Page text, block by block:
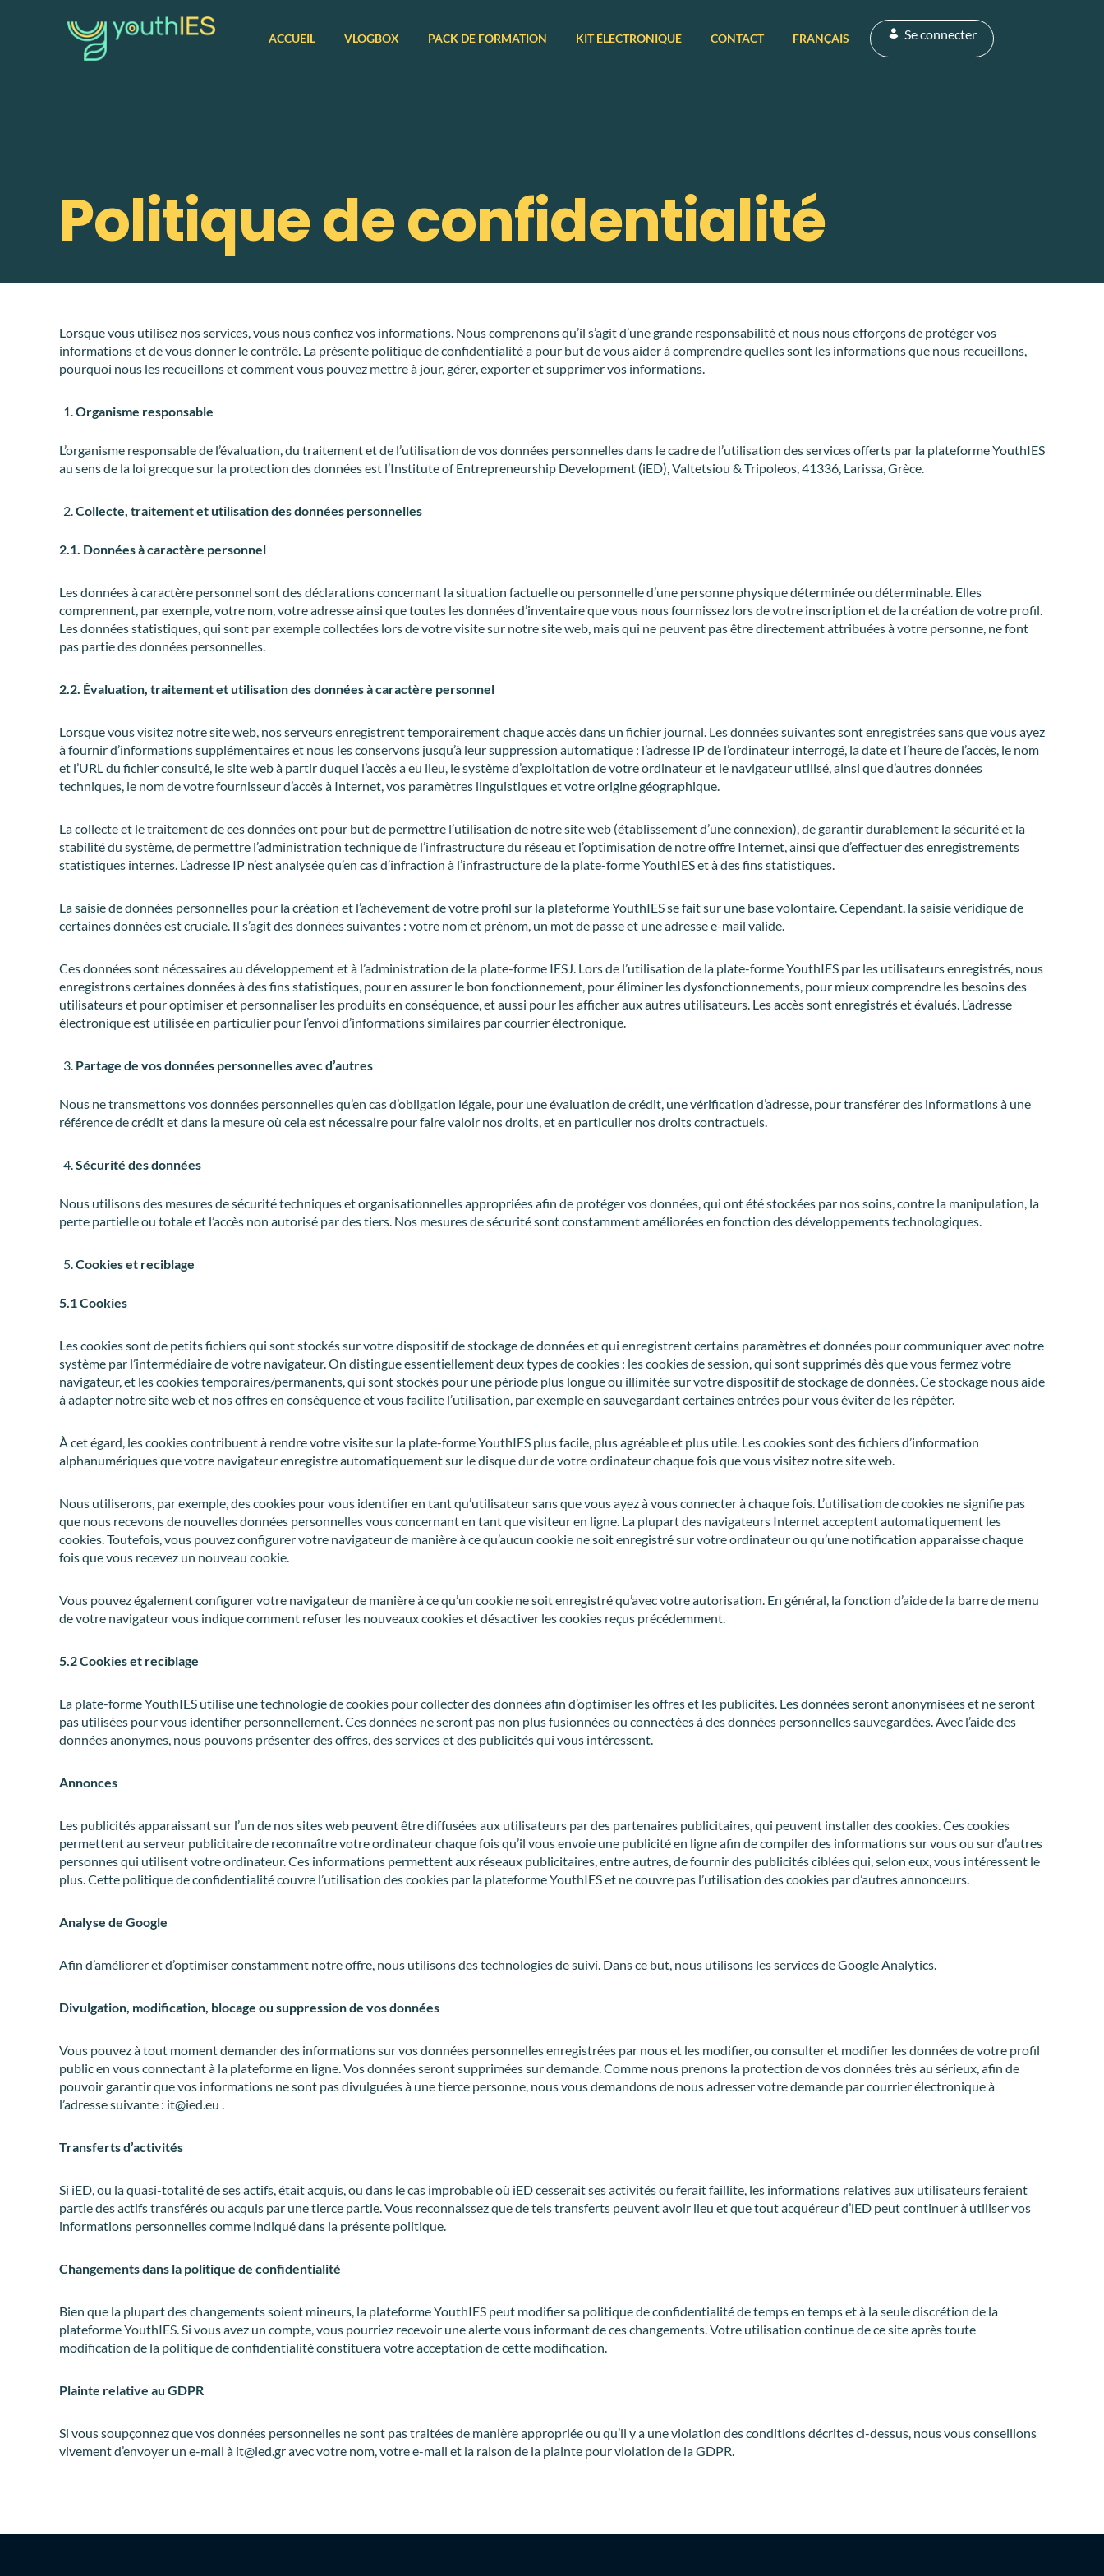
ACCUEIL VLOGBOX PACK DE FORMATION KIT ÉLECTRONIQUE CONTACT FRANÇAIS Se connecter
Politique de confidentialité
Lorsque vous utilisez nos services, vous nous confiez vos informations. Nous comprenons qu’il s’agit d’une grande responsabilité et nous nous efforçons de protéger vos
informations et de vous donner le contrôle. La présente politique de confidentialité a pour but de vous aider à comprendre quelles sont les informations que nous recueillons,
pourquoi nous les recueillons et comment vous pouvez mettre à jour, gérer, exporter et supprimer vos informations.
Organisme responsable
L’organisme responsable de l’évaluation, du traitement et de l’utilisation de vos données personnelles dans le cadre de l’utilisation des services offerts par la plateforme YouthIES
au sens de la loi grecque sur la protection des données est l’Institute of Entrepreneurship Development (iED), Valtetsiou & Tripoleos, 41336, Larissa, Grèce.
Collecte, traitement et utilisation des données personnelles
2.1. Données à caractère personnel
Les données à caractère personnel sont des déclarations concernant la situation factuelle ou personnelle d’une personne physique déterminée ou déterminable. Elles
comprennent, par exemple, votre nom, votre adresse ainsi que toutes les données d’inventaire que vous nous fournissez lors de votre inscription et de la création de votre profil.
Les données statistiques, qui sont par exemple collectées lors de votre visite sur notre site web, mais qui ne peuvent pas être directement attribuées à votre personne, ne font
pas partie des données personnelles.
2.2. Évaluation, traitement et utilisation des données à caractère personnel
Lorsque vous visitez notre site web, nos serveurs enregistrent temporairement chaque accès dans un fichier journal. Les données suivantes sont enregistrées sans que vous ayez
à fournir d’informations supplémentaires et nous les conservons jusqu’à leur suppression automatique : l’adresse IP de l’ordinateur interrogé, la date et l’heure de l’accès, le nom
et l’URL du fichier consulté, le site web à partir duquel l’accès a eu lieu, le système d’exploitation de votre ordinateur et le navigateur utilisé, ainsi que d’autres données
techniques, le nom de votre fournisseur d’accès à Internet, vos paramètres linguistiques et votre origine géographique.
La collecte et le traitement de ces données ont pour but de permettre l’utilisation de notre site web (établissement d’une connexion), de garantir durablement la sécurité et la
stabilité du système, de permettre l’administration technique de l’infrastructure du réseau et l’optimisation de notre offre Internet, ainsi que d’effectuer des enregistrements
statistiques internes. L’adresse IP n’est analysée qu’en cas d’infraction à l’infrastructure de la plate-forme YouthIES et à des fins statistiques.
La saisie de données personnelles pour la création et l’achèvement de votre profil sur la plateforme YouthIES se fait sur une base volontaire. Cependant, la saisie véridique de
certaines données est cruciale. Il s’agit des données suivantes : votre nom et prénom, un mot de passe et une adresse e-mail valide.
Ces données sont nécessaires au développement et à l’administration de la plate-forme IESJ. Lors de l’utilisation de la plate-forme YouthIES par les utilisateurs enregistrés, nous
enregistrons certaines données à des fins statistiques, pour en assurer le bon fonctionnement, pour éliminer les dysfonctionnements, pour mieux comprendre les besoins des
utilisateurs et pour optimiser et personnaliser les produits en conséquence, et aussi pour les afficher aux autres utilisateurs. Les accès sont enregistrés et évalués. L’adresse
électronique est utilisée en particulier pour l’envoi d’informations similaires par courrier électronique.
Partage de vos données personnelles avec d’autres
Nous ne transmettons vos données personnelles qu’en cas d’obligation légale, pour une évaluation de crédit, une vérification d’adresse, pour transférer des informations à une
référence de crédit et dans la mesure où cela est nécessaire pour faire valoir nos droits, et en particulier nos droits contractuels.
Sécurité des données
Nous utilisons des mesures de sécurité techniques et organisationnelles appropriées afin de protéger vos données, qui ont été stockées par nos soins, contre la manipulation, la
perte partielle ou totale et l’accès non autorisé par des tiers. Nos mesures de sécurité sont constamment améliorées en fonction des développements technologiques.
Cookies et reciblage
5.1 Cookies
Les cookies sont de petits fichiers qui sont stockés sur votre dispositif de stockage de données et qui enregistrent certains paramètres et données pour communiquer avec notre
système par l’intermédiaire de votre navigateur. On distingue essentiellement deux types de cookies : les cookies de session, qui sont supprimés dès que vous fermez votre
navigateur, et les cookies temporaires/permanents, qui sont stockés pour une période plus longue ou illimitée sur votre dispositif de stockage de données. Ce stockage nous aide
à adapter notre site web et nos offres en conséquence et vous facilite l’utilisation, par exemple en sauvegardant certaines entrées pour vous éviter de les répéter.
À cet égard, les cookies contribuent à rendre votre visite sur la plate-forme YouthIES plus facile, plus agréable et plus utile. Les cookies sont des fichiers d’information
alphanumériques que votre navigateur enregistre automatiquement sur le disque dur de votre ordinateur chaque fois que vous visitez notre site web.
Nous utiliserons, par exemple, des cookies pour vous identifier en tant qu’utilisateur sans que vous ayez à vous connecter à chaque fois. L’utilisation de cookies ne signifie pas
que nous recevons de nouvelles données personnelles vous concernant en tant que visiteur en ligne. La plupart des navigateurs Internet acceptent automatiquement les
cookies. Toutefois, vous pouvez configurer votre navigateur de manière à ce qu’aucun cookie ne soit enregistré sur votre ordinateur ou qu’une notification apparaisse chaque
fois que vous recevez un nouveau cookie.
Vous pouvez également configurer votre navigateur de manière à ce qu’un cookie ne soit enregistré qu’avec votre autorisation. En général, la fonction d’aide de la barre de menu
de votre navigateur vous indique comment refuser les nouveaux cookies et désactiver les cookies reçus précédemment.
5.2 Cookies et reciblage
La plate-forme YouthIES utilise une technologie de cookies pour collecter des données afin d’optimiser les offres et les publicités. Les données seront anonymisées et ne seront
pas utilisées pour vous identifier personnellement. Ces données ne seront pas non plus fusionnées ou connectées à des données personnelles sauvegardées. Avec l’aide des
données anonymes, nous pouvons présenter des offres, des services et des publicités qui vous intéressent.
Annonces
Les publicités apparaissant sur l’un de nos sites web peuvent être diffusées aux utilisateurs par des partenaires publicitaires, qui peuvent installer des cookies. Ces cookies
permettent au serveur publicitaire de reconnaître votre ordinateur chaque fois qu’il vous envoie une publicité en ligne afin de compiler des informations sur vous ou sur d’autres
personnes qui utilisent votre ordinateur. Ces informations permettent aux réseaux publicitaires, entre autres, de fournir des publicités ciblées qui, selon eux, vous intéressent le
plus. Cette politique de confidentialité couvre l’utilisation des cookies par la plateforme YouthIES et ne couvre pas l’utilisation des cookies par d’autres annonceurs.
Analyse de Google
Afin d’améliorer et d’optimiser constamment notre offre, nous utilisons des technologies de suivi. Dans ce but, nous utilisons les services de Google Analytics.
Divulgation, modification, blocage ou suppression de vos données
Vous pouvez à tout moment demander des informations sur vos données personnelles enregistrées par nous et les modifier, ou consulter et modifier les données de votre profil
public en vous connectant à la plateforme en ligne. Vos données seront supprimées sur demande. Comme nous prenons la protection de vos données très au sérieux, afin de
pouvoir garantir que vos informations ne sont pas divulguées à une tierce personne, nous vous demandons de nous adresser votre demande par courrier électronique à
l’adresse suivante : it@ied.eu .
Transferts d’activités
Si iED, ou la quasi-totalité de ses actifs, était acquis, ou dans le cas improbable où iED cesserait ses activités ou ferait faillite, les informations relatives aux utilisateurs feraient
partie des actifs transférés ou acquis par une tierce partie. Vous reconnaissez que de tels transferts peuvent avoir lieu et que tout acquéreur d’iED peut continuer à utiliser vos
informations personnelles comme indiqué dans la présente politique.
Changements dans la politique de confidentialité
Bien que la plupart des changements soient mineurs, la plateforme YouthIES peut modifier sa politique de confidentialité de temps en temps et à la seule discrétion de la
plateforme YouthIES. Si vous avez un compte, vous pourriez recevoir une alerte vous informant de ces changements. Votre utilisation continue de ce site après toute
modification de la politique de confidentialité constituera votre acceptation de cette modification.
Plainte relative au GDPR
Si vous soupçonnez que vos données personnelles ne sont pas traitées de manière appropriée ou qu’il y a une violation des conditions décrites ci-dessus, nous vous conseillons
vivement d’envoyer un e-mail à it@ied.gr avec votre nom, votre e-mail et la raison de la plainte pour violation de la GDPR.